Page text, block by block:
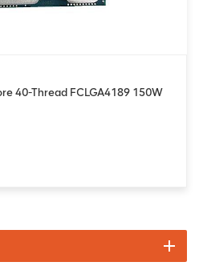
40-Thread FCLGA4189 150W